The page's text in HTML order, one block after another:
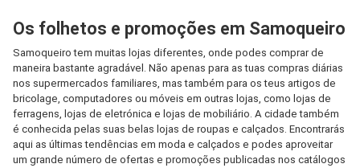
Os folhetos e promoções em Samoqueiro
Samoqueiro tem muitas lojas diferentes, onde podes comprar de
maneira bastante agradável. Não apenas para as tuas compras diárias
nos supermercados familiares, mas também para os teus artigos de
bricolage, computadores ou móveis em outras lojas, como lojas de
ferragens, lojas de eletrónica e lojas de mobiliário. A cidade também
é conhecida pelas suas belas lojas de roupas e calçados. Encontrarás
aqui as últimas tendências em moda e calçados e podes aproveitar
um grande número de ofertas e promoções publicadas nos catálogos